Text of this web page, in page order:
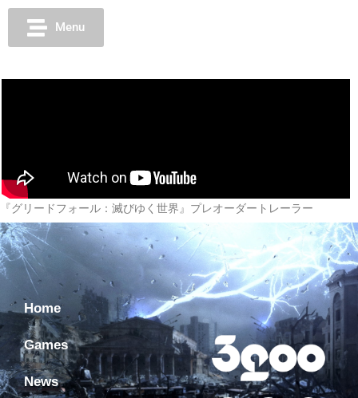
Menu
『グリードフォール：滅びゆく世界』プレオーダートレーラー
Home
Games
News